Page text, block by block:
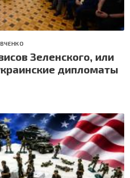
Зеленского, или
дипломаты